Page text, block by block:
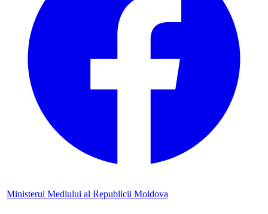
Ministerul Mediului al Republicii Moldova